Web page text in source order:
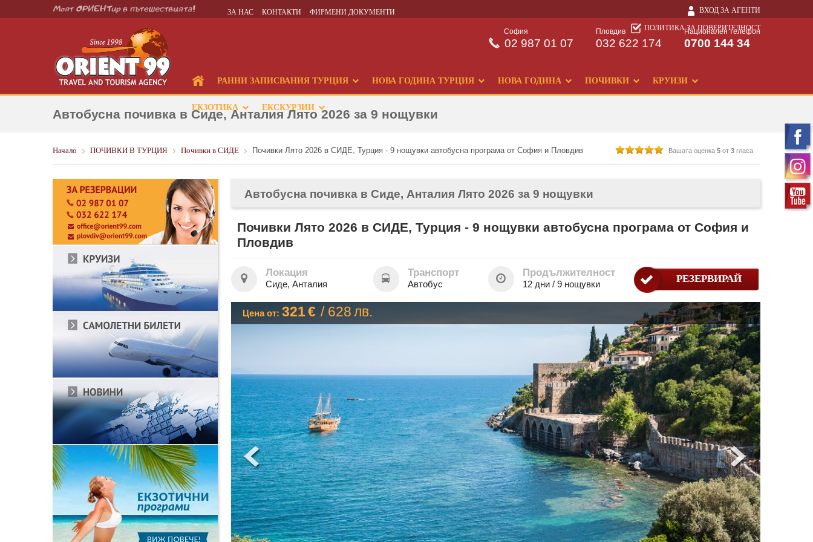
ЗА НАС КОНТАКТИ ФИРМЕНИ ДОКУМЕНТИ ВХОД ЗА АГЕНТИ
ПОЛИТИКА ЗА ПОВЕРИТЕЛНОСТ
Национален телефон
0700 144 34
Пловдив
032 622 174
София
02 987 01 07
РАННИ ЗАПИСВАНИЯ ТУРЦИЯ НОВА ГОДИНА ТУРЦИЯ НОВА ГОДИНА ПОЧИВКИ КРУИЗИ
ЕКЗОТИКА ЕКСКУРЗИИ
Автобусна почивка в Сиде, Анталия Лято 2026 за 9 нощувки
Начало ПОЧИВКИ В ТУРЦИЯ Почивки в СИДЕ Почивки Лято 2026 в СИДЕ, Турция - 9 нощувки автобусна програма от София и Пловдив Вашата оценка 5 от 3 гласа
Автобусна почивка в Сиде, Анталия Лято 2026 за 9 нощувки
Почивки Лято 2026 в СИДЕ, Турция - 9 нощувки автобусна програма от София и
Пловдив
Локация
Сиде, Анталия
Транспорт
Автобус
Продължителност
12 дни / 9 нощувки РЕЗЕРВИРАЙ
Цена от: 321€ / 628лв.